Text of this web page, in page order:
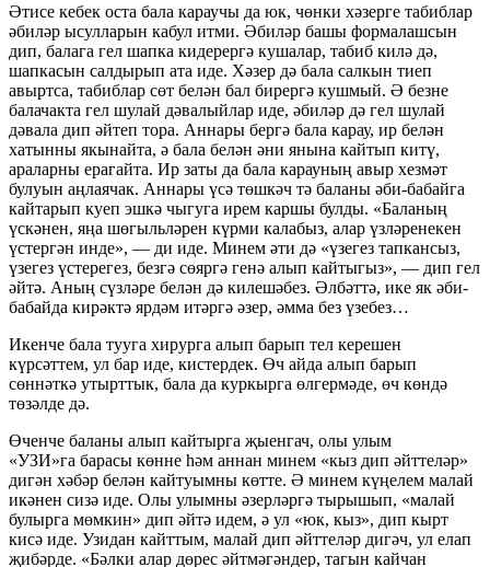
Әтисе кебек оста бала караучы да юк, чөнки хәзерге табиблар
әбиләр ысулларын кабул итми. Әбиләр башы формалашсын
дип, балага гел шапка кидерергә кушалар, табиб килә дә,
шапкасын салдырып ата иде. Хәзер дә бала салкын тиеп
авыртса, табиблар сөт белән бал бирергә кушмый. Ә безне
балачакта гел шулай дәвалыйлар иде, әбиләр дә гел шулай
дәвала дип әйтеп тора. Аннары бергә бала карау, ир белән
хатынны якынайта, ә бала белән әни янына кайтып китү,
араларны ерагайта. Ир заты да бала карауның авыр хезмәт
булуын аңлаячак. Аннары үсә төшкәч тә баланы әби-бабайга
кайтарып куеп эшкә чыгуга ирем каршы булды. «Баланың
үскәнен, яңа шөгыльләрен күрми калабыз, алар үзләренекен
үстергән инде», — ди иде. Минем әти дә «үзегез тапкансыз,
үзегез үстерегез, безгә сөяргә генә алып кайтыгыз», — дип гел
әйтә. Аның сүзләре белән дә килешәбез. Әлбәттә, ике як әби-
бабайда кирәктә ярдәм итәргә әзер, әмма без үзебез…
Икенче бала тууга хирурга алып барып тел керешен
күрсәттем, ул бар иде, кистердек. Өч айда алып барып
сөннәткә утырттык, бала да куркырга өлгермәде, өч көндә
төзәлде дә.
Өченче баланы алып кайтырга җыенгач, олы улым
«УЗИ»га барасы көнне һәм аннан минем «кыз дип әйттеләр»
дигән хәбәр белән кайтуымны көтте. Ә минем күңелем малай
икәнен сизә иде. Олы улымны әзерләргә тырышып, «малай
булырга мөмкин» дип әйтә идем, ә ул «юк, кыз», дип кырт
кисә иде. Узидан кайттым, малай дип әйттеләр дигәч, ул елап
җибәрде. «Бәлки алар дөрес әйтмәгәндер, тагын кайчан